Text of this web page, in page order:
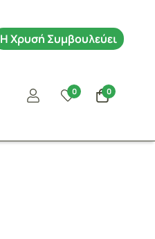
0 0
Η Χρυσή Συμβουλεύει